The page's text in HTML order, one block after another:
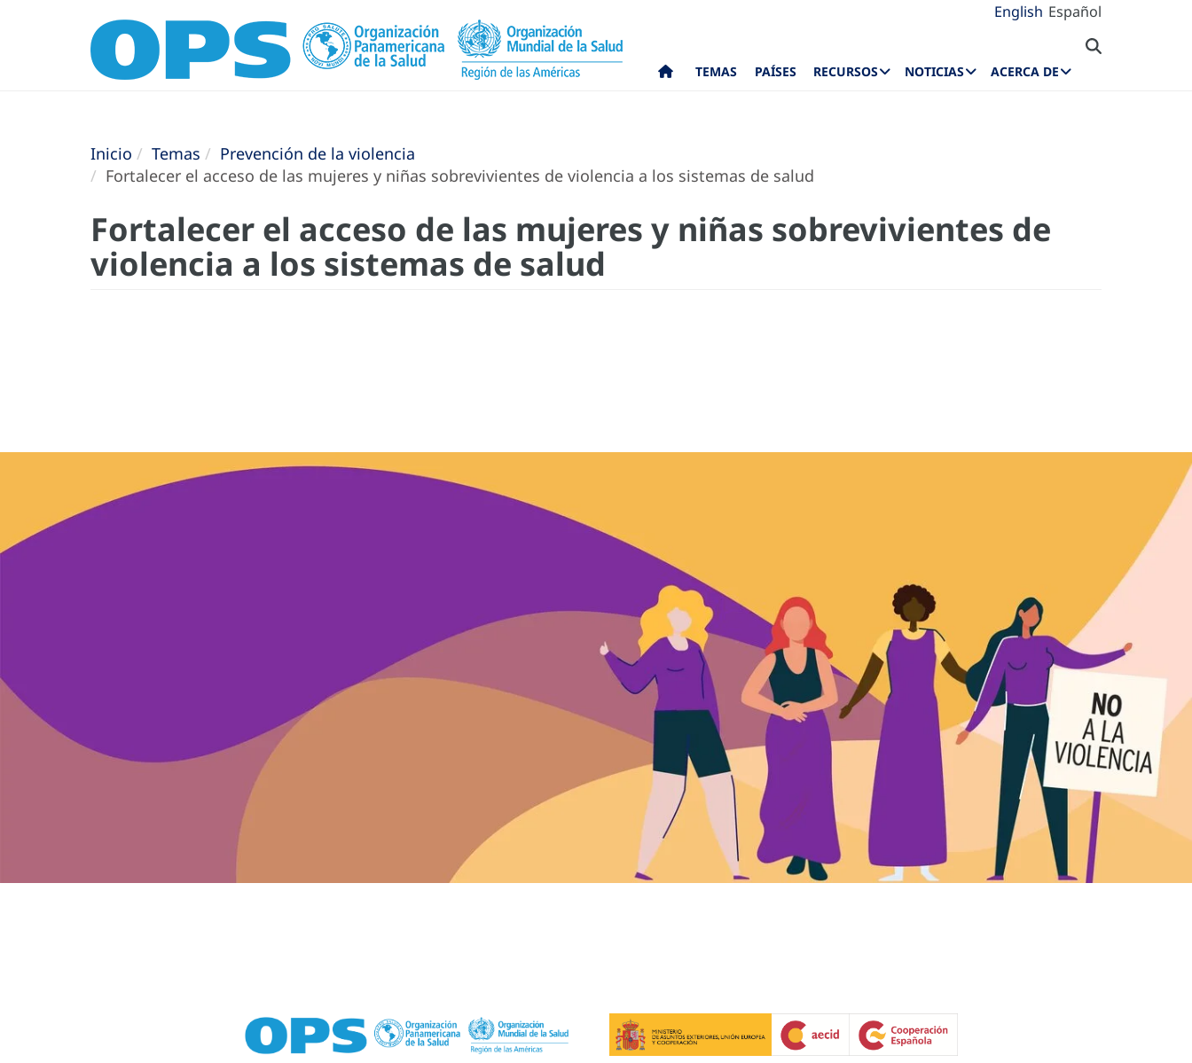
English Español
TEMAS PAÍSES RECURSOS NOTICIAS ACERCA DE
Inicio Temas
Prevención de la violencia
Fortalecer el acceso de las mujeres y niñas sobrevivientes de violencia a los sistemas de salud
Fortalecer el acceso de las mujeres y niñas sobrevivientes de
violencia a los sistemas de salud